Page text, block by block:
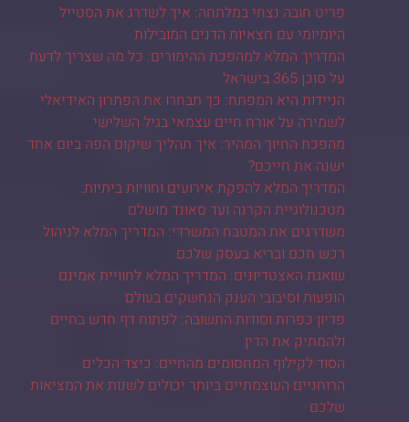
פריט חובה נצחי במלתחה: איך לשדרג את הסטייל
היומיומי עם חצאיות הדנים המובילות
המדריך המלא למהפכת ההימורים: כל מה שצריך לדעת
על סוכן 365 בישראל
הניידות היא המפתח: כך תבחרו את הפתרון האידיאלי
לשמירה על אורח חיים עצמאי בגיל השלישי
מהפכת החיוך המהיר: איך תהליך שיקום הפה ביום אחד
ישנה את חייכם?
המדריך המלא להפקת אירועים וחוויות ביתיות:
מטכנולוגיית הקרנה ועד סאונד מושלם
משדרגים את המטבח המשרדי: המדריך המלא לניהול
רכש חכם ובריא בעסק שלכם
שואגת האצטדיונים: המדריך המלא לחוויית אמינם
הופעות וסיבובי הענק הנחשקים בעולם
פדיון כפרות וסודות התשובה: לפתוח דף חדש בחיים
ולהמתיק את הדין
הסוד לקילוף המחסומים מהחיים: כיצד הכלים
הרוחניים העוצמתיים ביותר יכולים לשנות את המציאות
שלכם